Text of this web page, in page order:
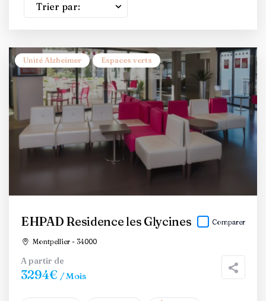
Trier par:
Unité Alzheimer Espaces verts
EHPAD Residence les Glycines
Montpellier - 34000
Comparer
A partir de
3294€ / Mois